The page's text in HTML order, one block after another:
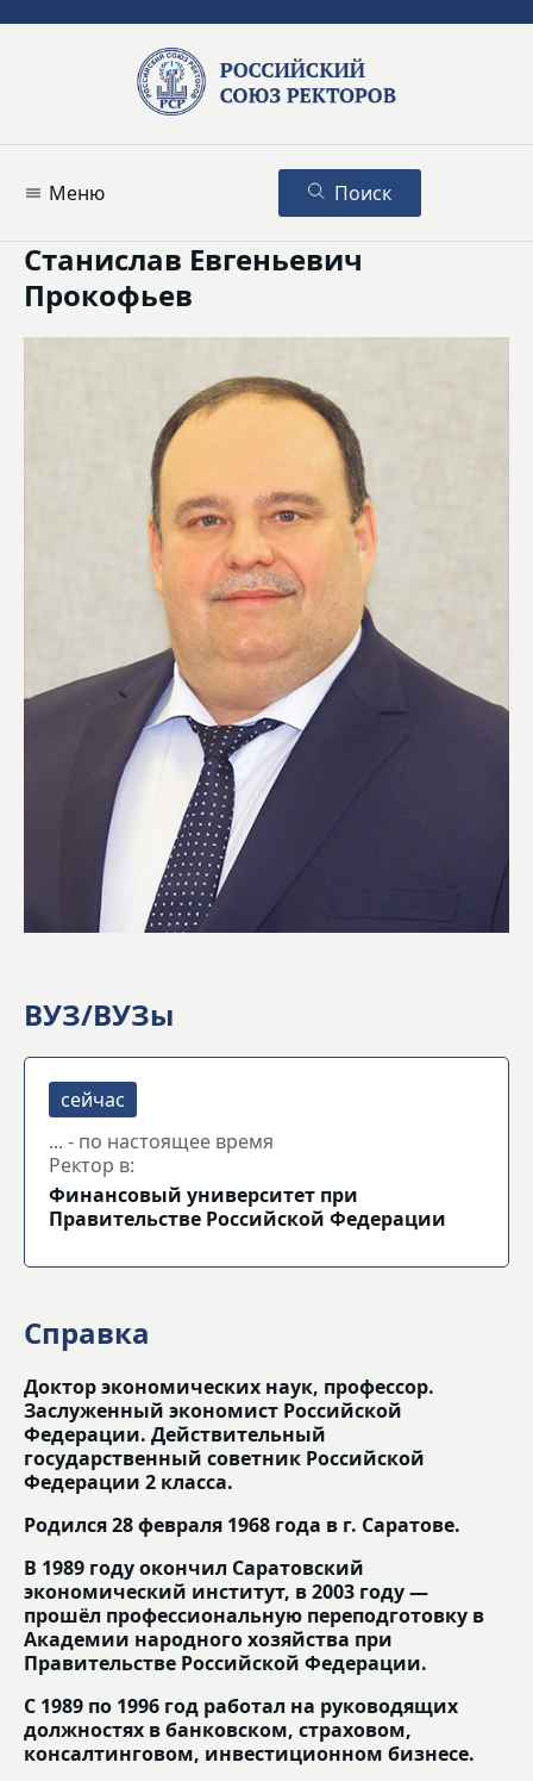
Меню Поиск
Станислав Евгеньевич
Прокофьев
ВУЗ/ВУЗы
... - по настоящее время
Ректор в:
Финансовый университет при
Правительстве Российской Федерации
Справка
Доктор экономических наук, профессор.
Заслуженный экономист Российской
Федерации. Действительный
государственный советник Российской
Федерации 2 класса.
Родился 28 февраля 1968 года в г. Саратове.
В 1989 году окончил Саратовский
экономический институт, в 2003 году —
прошёл профессиональную переподготовку в
Академии народного хозяйства при
Правительстве Российской Федерации.
С 1989 по 1996 год работал на руководящих
должностях в банковском, страховом,
консалтинговом, инвестиционном бизнесе.